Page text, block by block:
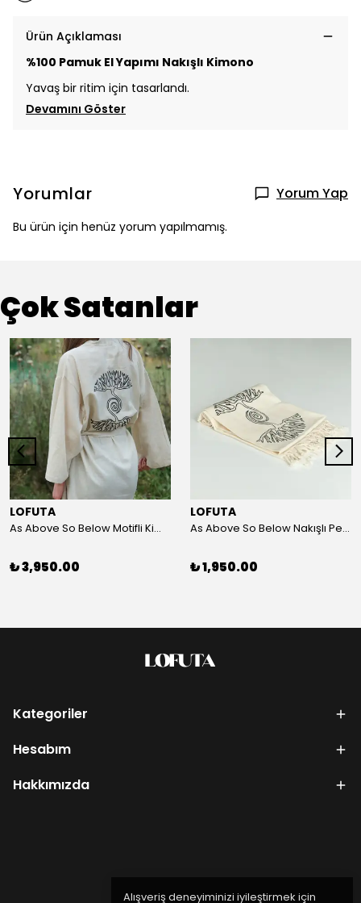
Alışveriş deneyiminizi iyileştirmek için
Ürün Açıklaması
%100 Pamuk El Yapımı Nakışlı Kimono
Yavaş bir ritim için tasarlandı.
Devamını Göster
Yorumlar Yorum Yap
Bu ürün için henüz yorum yapılmamış.
Çok Satanlar
LOFUTA
As Above So Below Motifli Kimono
₺ 3,950.00
LOFUTA
As Above So Below Nakışlı Peştemal
₺ 1,950.00
Kategoriler
Hesabım
Hakkımızda